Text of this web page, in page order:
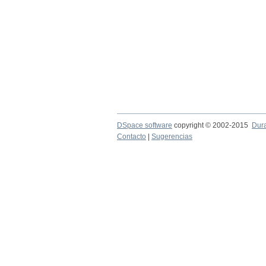
DSpace software copyright © 2002-2015
Contacto
Sugerencias